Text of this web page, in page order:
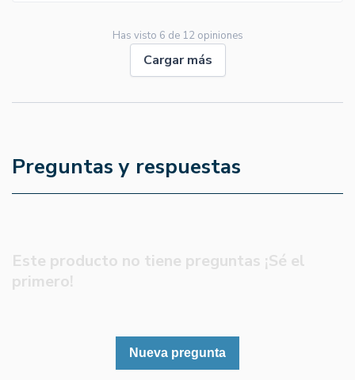
Has visto 6 de 12opiniones
Cargar más
Preguntas y respuestas
Este producto no tiene preguntas ¡Sé el
primero!
Nueva pregunta